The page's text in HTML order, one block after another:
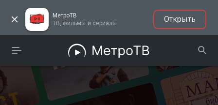
МетроТВ
ТВ, фильмы и сериалы
Открыть